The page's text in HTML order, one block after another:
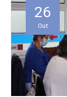
26
Out